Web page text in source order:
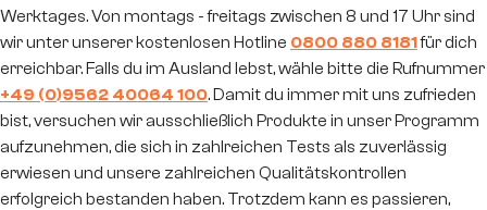
Werktages. Von montags - freitags zwischen 8 und 17 Uhr sind
wir unter unserer kostenlosen Hotline 0800 880 8181für dich
erreichbar. Falls du im Ausland lebst, wähle bitte die Rufnummer
+49 (0)9562 40064 100. Damit du immer mit uns zufrieden
bist, versuchen wir ausschließlich Produkte in unser Programm
aufzunehmen, die sich in zahlreichen Tests als zuverlässig
erwiesen und unsere zahlreichen Qualitätskontrollen
erfolgreich bestanden haben. Trotzdem kann es passieren,